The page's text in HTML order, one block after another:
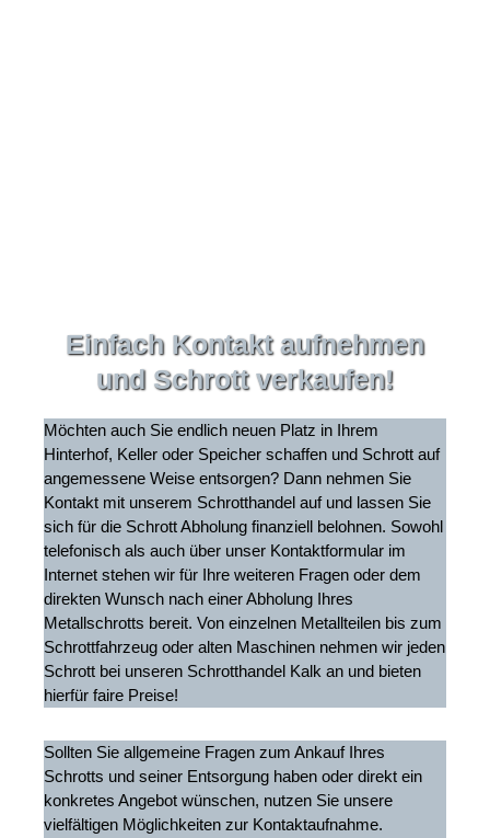
Einfach Kontakt aufnehmen
und Schrott verkaufen!
Möchten auch Sie endlich neuen Platz in Ihrem
Hinterhof, Keller oder Speicher schaffen und Schrott auf
angemessene Weise entsorgen? Dann nehmen Sie
Kontakt mit unserem Schrotthandel auf und lassen Sie
sich für die Schrott Abholung finanziell belohnen. Sowohl
telefonisch als auch über unser Kontaktformular im
Internet stehen wir für Ihre weiteren Fragen oder dem
direkten Wunsch nach einer Abholung Ihres
Metallschrotts bereit. Von einzelnen Metallteilen bis zum
Schrottfahrzeug oder alten Maschinen nehmen wir jeden
Schrott bei unseren Schrotthandel Kalk an und bieten
hierfür faire Preise!
Sollten Sie allgemeine Fragen zum Ankauf Ihres
Schrotts und seiner Entsorgung haben oder direkt ein
konkretes Angebot wünschen, nutzen Sie unsere
vielfältigen Möglichkeiten zur Kontaktaufnahme.